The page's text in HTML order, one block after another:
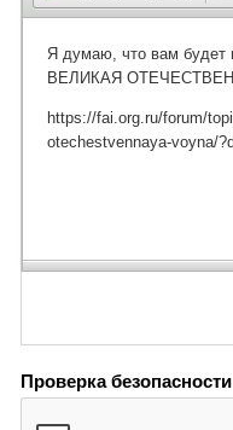
Проверка безопасности